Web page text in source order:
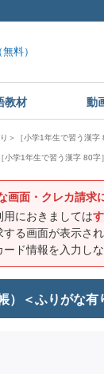
料）
教材 動
＞［小学1年生で習う漢字
小学1年生で習う漢字 80字］
画面・クレカ請求
におきましては
る画面が表示さ
ド情報を入力しな
）＜ふりがな